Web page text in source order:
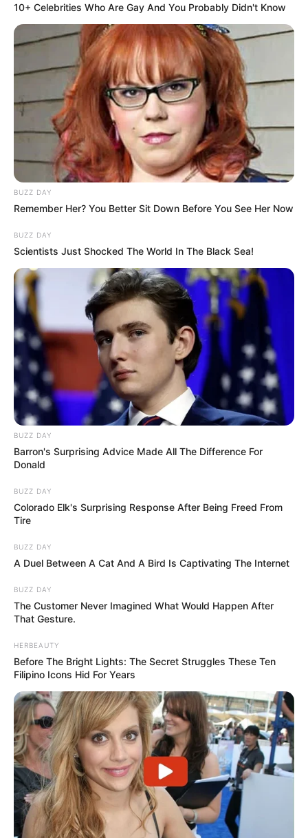
10+ Celebrities Who Are Gay And You Probably Didn't Know
BUZZ DAY
Remember Her? You Better Sit Down Before You See Her Now
BUZZ DAY
Scientists Just Shocked The World In The Black Sea!
BUZZ DAY
Barron's Surprising Advice Made All The Difference For
Donald
BUZZ DAY
Colorado Elk's Surprising Response After Being Freed From
Tire
BUZZ DAY
A Duel Between A Cat And A Bird Is Captivating The Internet
BUZZ DAY
The Customer Never Imagined What Would Happen After
That Gesture.
HERBEAUTY
Before The Bright Lights: The Secret Struggles These Ten
Filipino Icons Hid For Years